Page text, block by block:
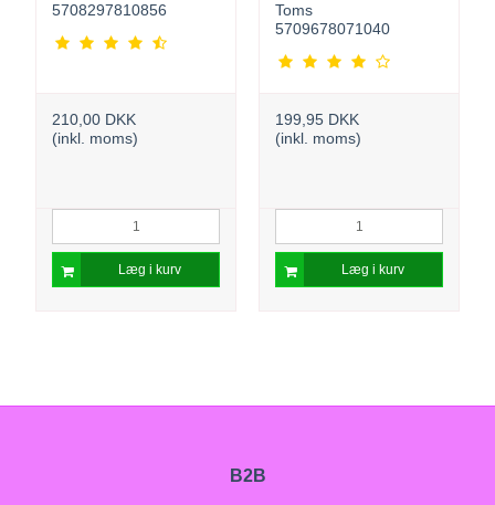
5708297810856
210,00 DKK
(inkl. moms)
Læg i kurv
Toms
5709678071040
199,95 DKK
(inkl. moms)
Læg i kurv
B2B